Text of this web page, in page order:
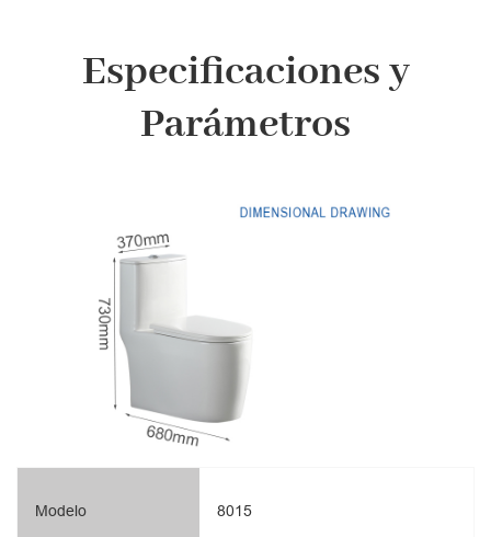
Especificaciones y
Parámetros
Modelo 8015